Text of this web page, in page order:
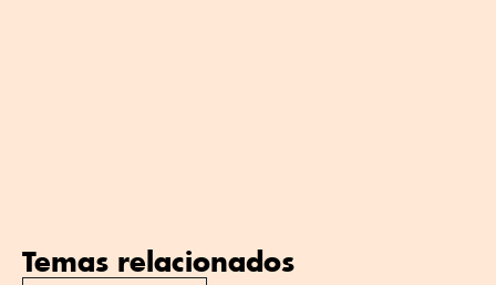
Temas relacionados